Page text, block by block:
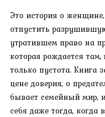
Это история о
отпустить
утратившем право на
которая рождается там,
только пустота. Книга
цене доверия, о
бывает семейный мир,
себя даже тогда, когда